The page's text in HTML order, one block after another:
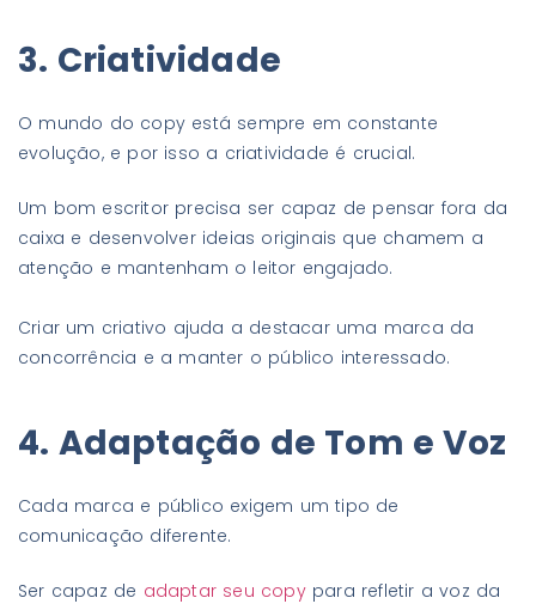
3. Criatividade
O mundo do copy está sempre em constante
evolução, e por isso a criatividade é crucial.
Um bom escritor precisa ser capaz de pensar fora da
caixa e desenvolver ideias originais que chamem a
atenção e mantenham o leitor engajado.
Criar um criativo ajuda a destacar uma marca da
concorrência e a manter o público interessado.
4. Adaptação de Tom e Voz
Cada marca e público exigem um tipo de
comunicação diferente.
Ser capaz de adaptar seu copypara refletir a voz da